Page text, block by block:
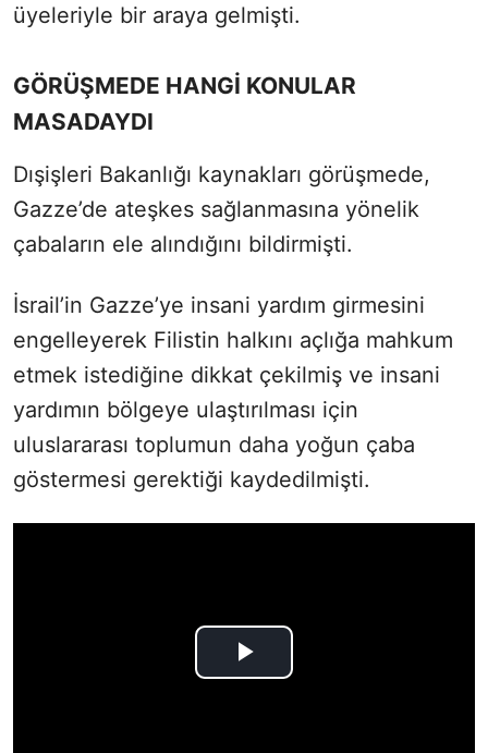
üyeleriyle bir araya gelmişti.
GÖRÜŞMEDE HANGİ KONULAR
MASADAYDI
Dışişleri Bakanlığı kaynakları görüşmede,
Gazze’de ateşkes sağlanmasına yönelik
çabaların ele alındığını bildirmişti.
İsrail’in Gazze’ye insani yardım girmesini
engelleyerek Filistin halkını açlığa mahkum
etmek istediğine dikkat çekilmiş ve insani
yardımın bölgeye ulaştırılması için
uluslararası toplumun daha yoğun çaba
göstermesi gerektiği kaydedilmişti.